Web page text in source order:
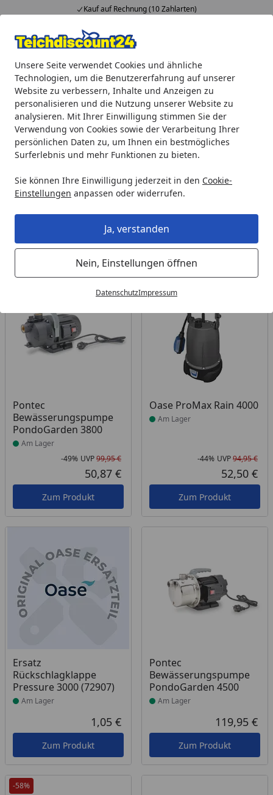
Unsere Seite verwendet Cookies und ähnliche
Technologien, um die Benutzererfahrung auf unserer
Website zu verbessern, Inhalte und Anzeigen zu
personalisieren und die Nutzung unserer Website zu
analysieren. Mit Ihrer Einwilligung stimmen Sie der
Verwendung von Cookies sowie der Verarbeitung Ihrer
persönlichen Daten zu, um Ihnen ein bestmögliches
Surferlebnis und mehr Funktionen zu bieten.
Sie können Ihre Einwilligung jederzeit in den Cookie-
Einstellungen anpassen oder widerrufen.
Ja, verstanden
Nein, Einstellungen öffnen
DatenschutzImpressum
Kauf auf Rechnung (10 Zahlarten)
Alle Produkte
Mein Konto
Suchen
Startseite
Teichprodukte Be- und Entwässerung
Bewässerungspumpen
Ihre Artikelübersicht
Kategorien
7
Bestseller -49%
Pontec
Bewässerungspumpe
PondoGarden 3800
Produkt am Lager
Am Lager
Rabatt in Prozent
-49%
Ursprünglicher Preis
UVP99,95 €
Aktueller Preis
50,87 €
Zum Produkt
-44%
Oase ProMax Rain 4000
Produkt am Lager
Am Lager
-44% UVP94,95 €
52,50 €
Zum Produkt
Ersatz
Rückschlagklappe
Pressure 3000 (72907)
Produkt am Lager
Am Lager
Aktueller Preis
1,05 €
Zum Produkt
Pontec
Bewässerungspumpe
PondoGarden 4500
Produkt am Lager
Am Lager
119,95 €
Zum Produkt
-58%